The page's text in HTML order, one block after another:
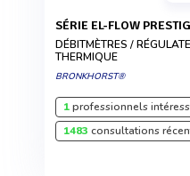
SÉRIE EL-FLOW
DÉBITMÈTRES /
THERMIQUE
BRONKHORST®
1professionnels
1483 consultations